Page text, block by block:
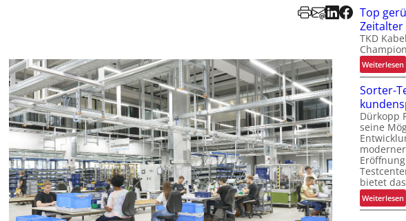
r
P
a
l
t
t
e
c
h
s
e
r
b
e
s
s
t
s
K
u
n
d
e
Top
Zeitalter
TKD
Weiterlesen:
r
ü
s
t
e
t
Sorter-
Dürkopp
seine
bietet
Weiterlesen: